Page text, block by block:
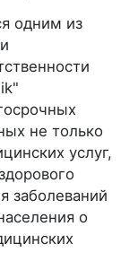
одним из
не только
услуг,
заболеваний
о